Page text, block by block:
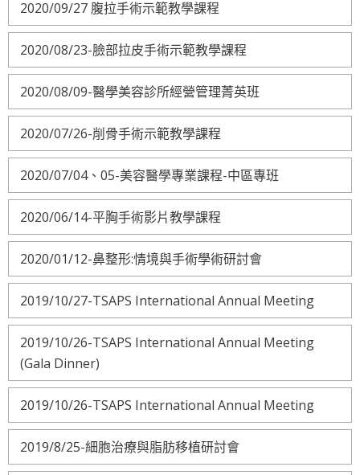
2020/09/27 腹拉手術示範教學課程
2020/08/23-臉部拉皮手術示範教學課程
2020/08/09-醫學美容診所經營管理菁英班
2020/07/26-削骨手術示範教學課程
2020/07/04、05-美容醫學專業課程-中區專班
2020/06/14-平胸手術影片教學課程
2020/01/12-鼻整形:情境與手術學術研討會
2019/10/27-TSAPS International Annual Meeting
2019/10/26-TSAPS International Annual Meeting
(Gala Dinner)
2019/10/26-TSAPS International Annual Meeting
2019/8/25-細胞治療與脂肪移植研討會